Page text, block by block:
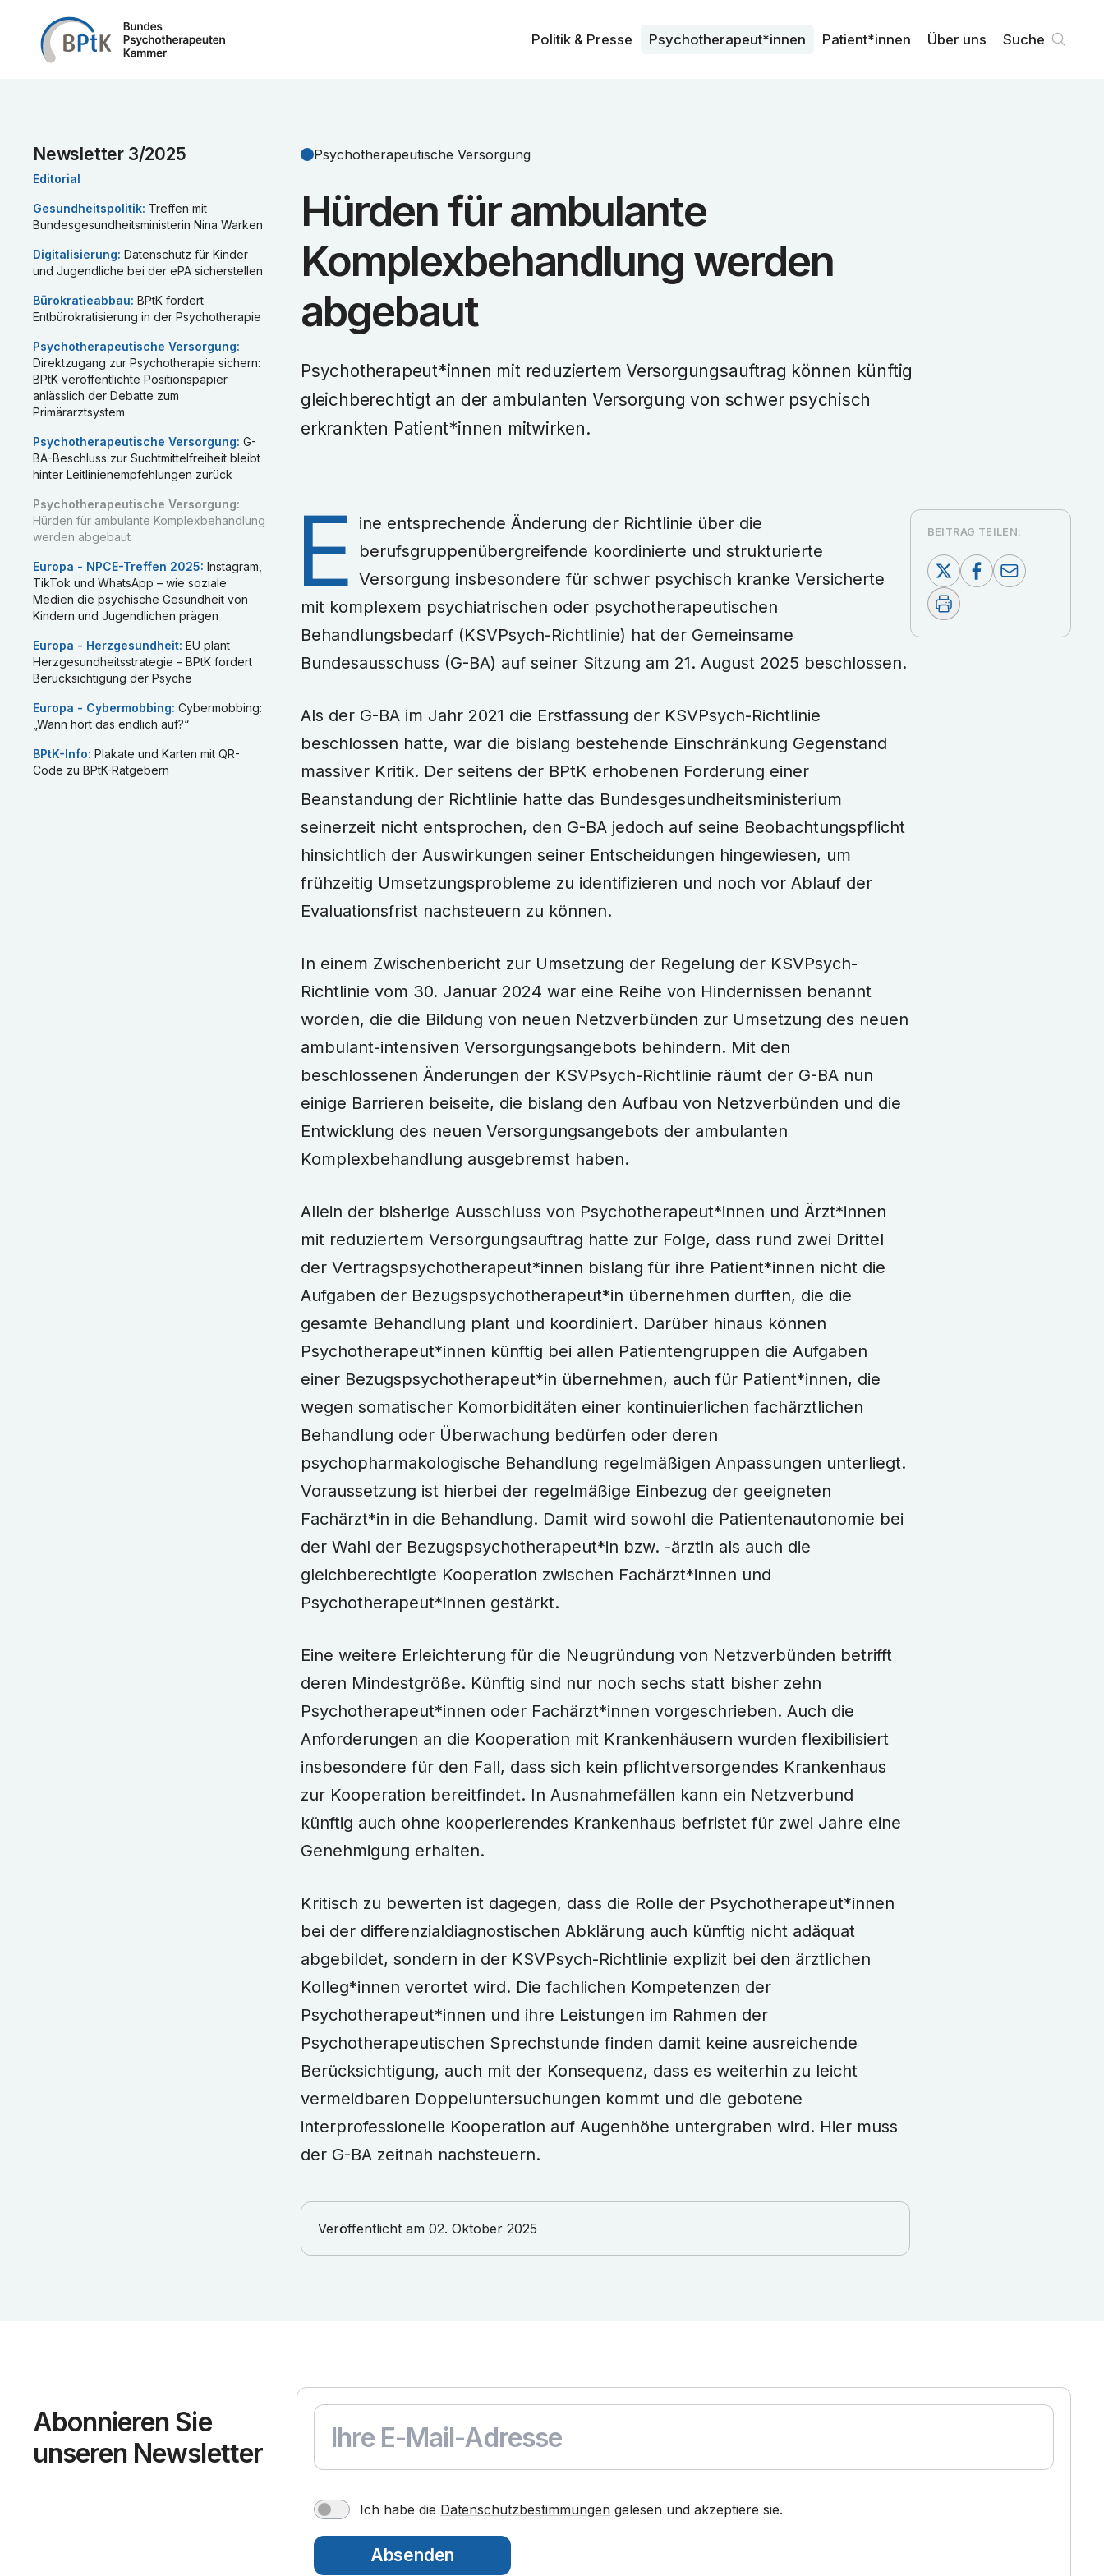
Zum Inhalt springen
Politik & Presse
Psycho­therapeut*innen Patient*innen Über uns Suche
Newsletter 3/2025
Editorial
Gesundheitspolitik: Treffen mit
Bundesgesundheitsministerin Nina Warken
Digitalisierung: Datenschutz für Kinder
und Jugendliche bei der ePA sicherstellen
Bürokratieabbau: BPtK fordert
Entbürokratisierung in der Psychotherapie
Psychotherapeutische Versorgung:
Direktzugang zur Psychotherapie sichern:
BPtK veröffentlichte Positionspapier
anlässlich der Debatte zum
Primärarztsystem
Psychotherapeutische Versorgung: G-
BA-Beschluss zur Suchtmittelfreiheit bleibt
hinter Leitlinienempfehlungen zurück
Psychotherapeutische Versorgung:
Hürden für ambulante Komplexbehandlung
werden abgebaut
Europa - NPCE-Treffen 2025: Instagram,
TikTok und WhatsApp – wie soziale
Medien die psychische Gesundheit von
Kindern und Jugendlichen prägen
Europa - Herzgesundheit: EU plant
Herzgesundheitsstrategie – BPtK fordert
Berücksichtigung der Psyche
Europa - Cybermobbing: Cybermobbing:
„Wann hört das endlich auf?“
BPtK-Info: Plakate und Karten mit QR-
Code zu BPtK-Ratgebern
Psychotherapeutische Versorgung
Hürden für ambulante
Komplexbehandlung werden
abgebaut
Psychotherapeut*innen mit reduziertem Versorgungsauftrag können künftig
gleichberechtigt an der ambulanten Versorgung von schwer psychisch
erkrankten Patient*innen mitwirken.
E ine entsprechende Änderung der Richtlinie über die
berufsgruppenübergreifende koordinierte und strukturierte
Versorgung insbesondere für schwer psychisch kranke Versicherte
mit komplexem psychiatrischen oder psychotherapeutischen
Behandlungsbedarf (KSVPsych-Richtlinie) hat der Gemeinsame
Bundesausschuss (G-BA) auf seiner Sitzung am 21. August 2025 beschlossen.
Als der G-BA im Jahr 2021 die Erstfassung der KSVPsych-Richtlinie
beschlossen hatte, war die bislang bestehende Einschränkung Gegenstand
massiver Kritik. Der seitens der BPtK erhobenen Forderung einer
Beanstandung der Richtlinie hatte das Bundesgesundheitsministerium
seinerzeit nicht entsprochen, den G-BA jedoch auf seine Beobachtungspflicht
hinsichtlich der Auswirkungen seiner Entscheidungen hingewiesen, um
frühzeitig Umsetzungsprobleme zu identifizieren und noch vor Ablauf der
Evaluationsfrist nachsteuern zu können.
In einem Zwischenbericht zur Umsetzung der Regelung der KSVPsych-
Richtlinie vom 30. Januar 2024 war eine Reihe von Hindernissen benannt
worden, die die Bildung von neuen Netzverbünden zur Umsetzung des neuen
ambulant-intensiven Versorgungsangebots behindern. Mit den
beschlossenen Änderungen der KSVPsych-Richtlinie räumt der G-BA nun
einige Barrieren beiseite, die bislang den Aufbau von Netzverbünden und die
Entwicklung des neuen Versorgungsangebots der ambulanten
Komplexbehandlung ausgebremst haben.
Allein der bisherige Ausschluss von Psychotherapeut*innen und Ärzt*innen
mit reduziertem Versorgungsauftrag hatte zur Folge, dass rund zwei Drittel
der Vertragspsychotherapeut*innen bislang für ihre Patient*innen nicht die
Aufgaben der Bezugspsychotherapeut*in übernehmen durften, die die
gesamte Behandlung plant und koordiniert. Darüber hinaus können
Psychotherapeut*innen künftig bei allen Patientengruppen die Aufgaben
einer Bezugspsychotherapeut*in übernehmen, auch für Patient*innen, die
wegen somatischer Komorbiditäten einer kontinuierlichen fachärztlichen
Behandlung oder Überwachung bedürfen oder deren
psychopharmakologische Behandlung regelmäßigen Anpassungen unterliegt.
Voraussetzung ist hierbei der regelmäßige Einbezug der geeigneten
Fachärzt*in in die Behandlung. Damit wird sowohl die Patientenautonomie bei
der Wahl der Bezugspsychotherapeut*in bzw. -ärztin als auch die
gleichberechtigte Kooperation zwischen Fachärzt*innen und
Psychotherapeut*innen gestärkt.
Eine weitere Erleichterung für die Neugründung von Netzverbünden betrifft
deren Mindestgröße. Künftig sind nur noch sechs statt bisher zehn
Psychotherapeut*innen oder Fachärzt*innen vorgeschrieben. Auch die
Anforderungen an die Kooperation mit Krankenhäusern wurden flexibilisiert
insbesondere für den Fall, dass sich kein pflichtversorgendes Krankenhaus
zur Kooperation bereitfindet. In Ausnahmefällen kann ein Netzverbund
künftig auch ohne kooperierendes Krankenhaus befristet für zwei Jahre eine
Genehmigung erhalten.
Kritisch zu bewerten ist dagegen, dass die Rolle der Psychotherapeut*innen
bei der differenzialdiagnostischen Abklärung auch künftig nicht adäquat
abgebildet, sondern in der KSVPsych-Richtlinie explizit bei den ärztlichen
Kolleg*innen verortet wird. Die fachlichen Kompetenzen der
Psychotherapeut*innen und ihre Leistungen im Rahmen der
Psychotherapeutischen Sprechstunde finden damit keine ausreichende
Berücksichtigung, auch mit der Konsequenz, dass es weiterhin zu leicht
vermeidbaren Doppeluntersuchungen kommt und die gebotene
interprofessionelle Kooperation auf Augenhöhe untergraben wird. Hier muss
der G-BA zeitnah nachsteuern.
Veröffentlicht am 02. Oktober 2025
BEITRAG TEILEN:
Abonnieren Sie
unseren Newsletter
Ich habe die Datenschutzbestimmungen gelesen und akzeptiere sie.
Absenden